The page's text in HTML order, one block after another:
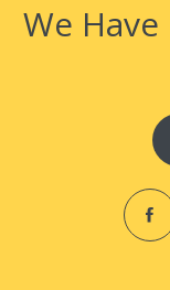
We Have